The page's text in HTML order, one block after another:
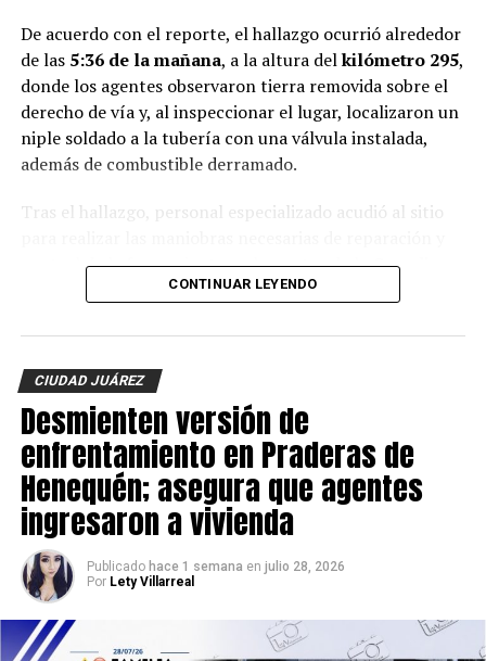
De acuerdo con el reporte, el hallazgo ocurrió alrededor
de las 5:36 de la mañana, a la altura delkilómetro 295,
donde los agentes observaron tierra removida sobre el
derecho de vía y, al inspeccionar el lugar, localizaron un
niple soldado a la tubería con una válvula instalada,
además de combustible derramado.
Tras el hallazgo, personal especializado acudió al sitio
control de la fuga, mientras elementos de laGuardia
Ejército Mexicanoy otras autoridades
garantizar la seguridad durante los trabajos.
Hasta el momento
y las autoridades federales mantienen las
investigaciones para identificar a los responsables de la
instalación ilegal.
CONTINUAR LEYENDO
CIUDAD JUÁREZ
Desmienten versión de
enfrentamiento en Praderas de
Henequén; asegura que agentes
ingresaron a vivienda
Publicado hace 1 semana en julio 28, 2026
Por Lety Villarreal